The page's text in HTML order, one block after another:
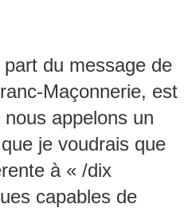
du message de
Maçonnerie, est
appelons un
je voudrais que
à « /dix
capables de